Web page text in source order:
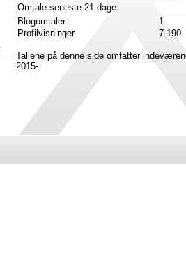
Omtale seneste 21 dage:
Blogomtaler
1
Profilvisninger
7.190
Tallene på denne side omfatter
2015-